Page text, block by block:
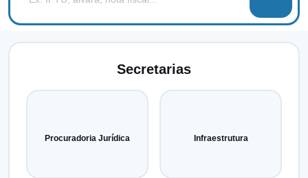
Secretarias
Procuradoria Jurídica Infraestrutura